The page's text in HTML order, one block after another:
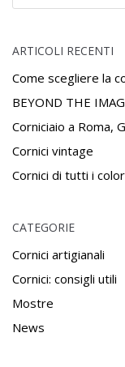
ARTICOLI RECENTI
Come scegliere la
BEYOND THE
Corniciaio a Roma,
Cornici vintage
Cornici di tutti i
CATEGORIE
Cornici artigianali
Cornici: consigli utili
Mostre
News